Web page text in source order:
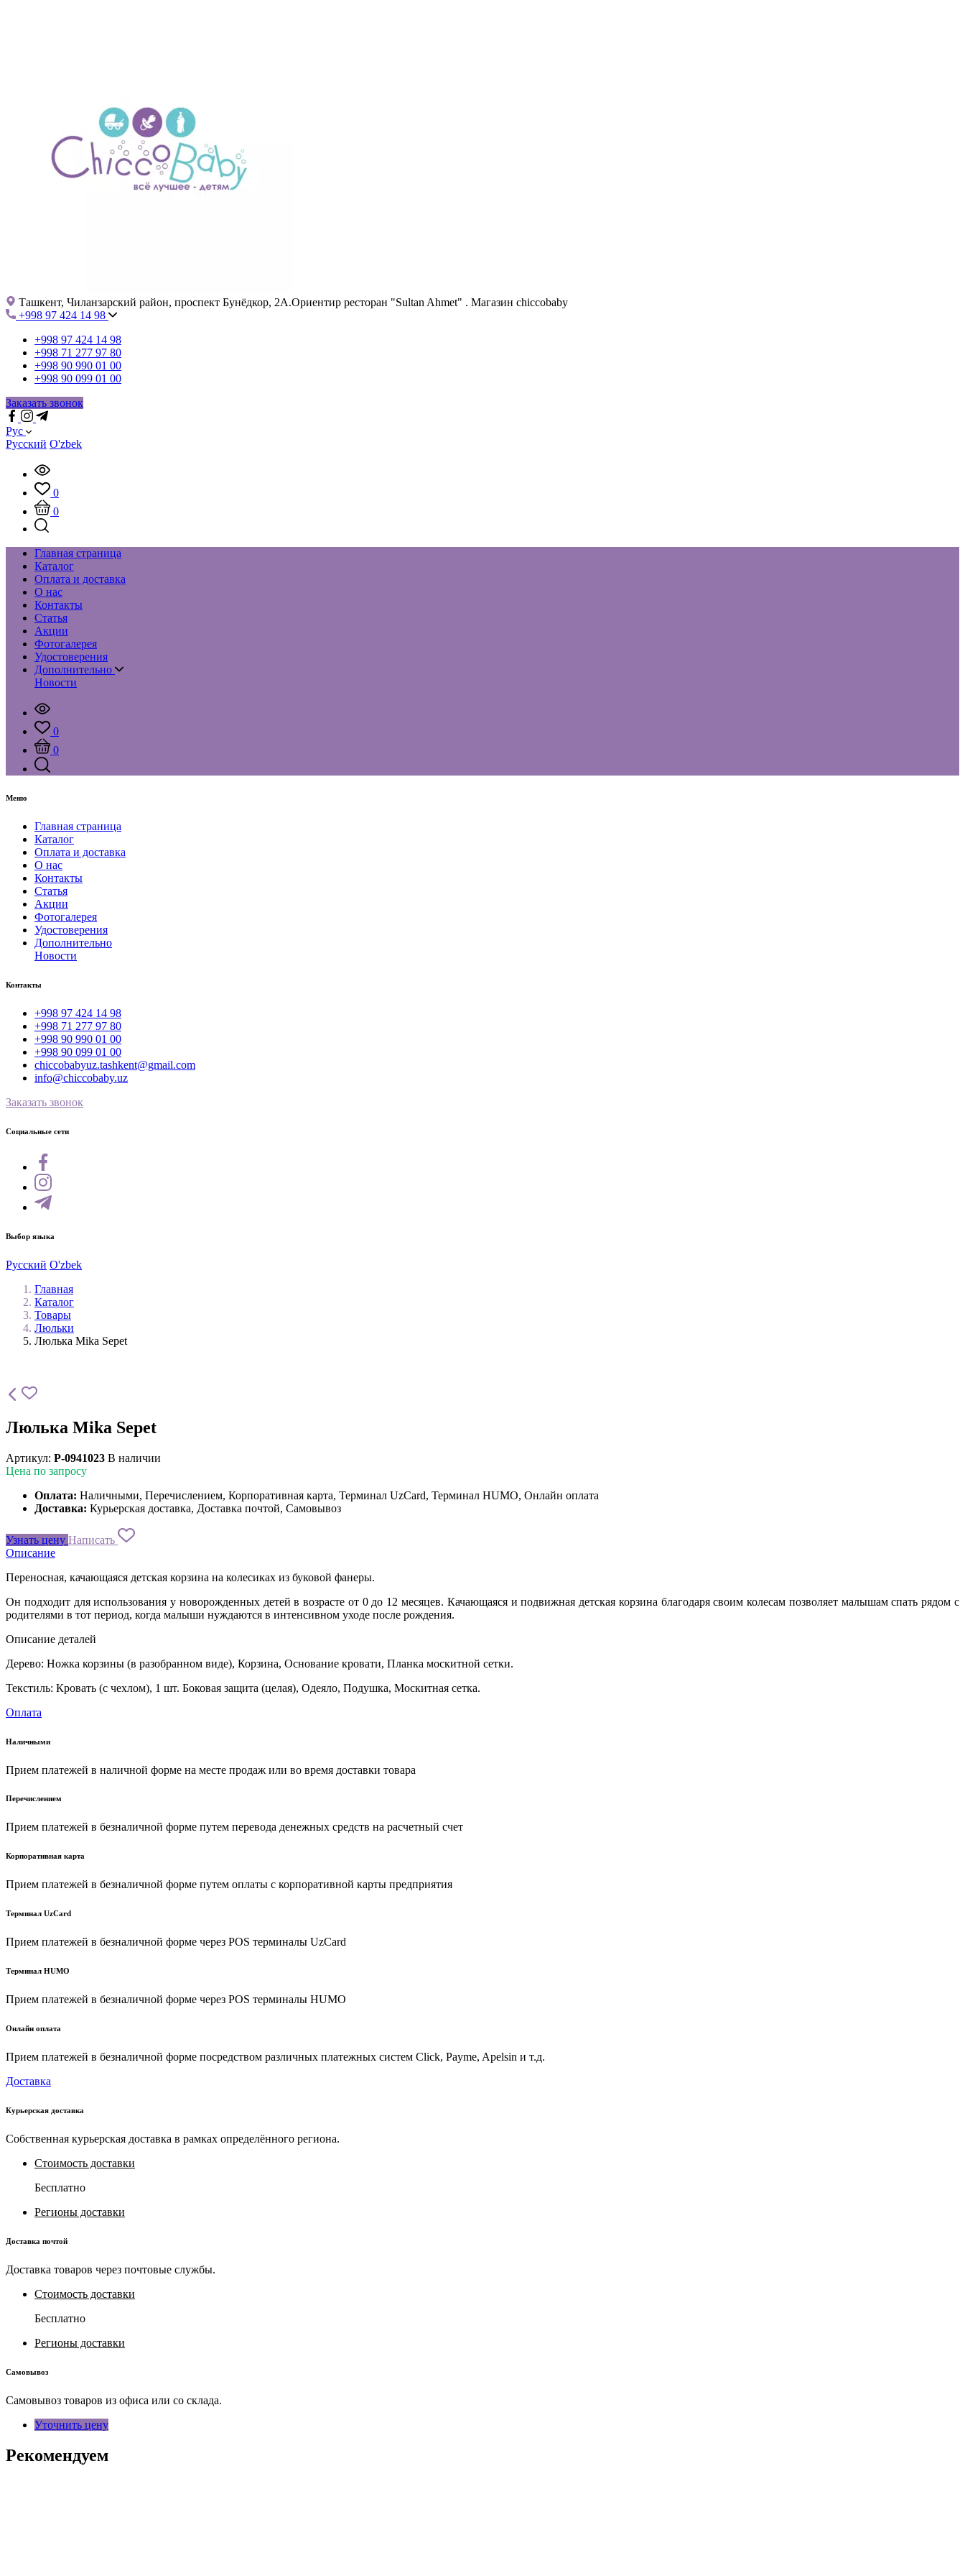
Ташкент, Чиланзарский район, проспект Бунёдкор, 2А.Ориентир ресторан "Sultan Ahmet" . Магазин chiccobaby
+998 97 424 14 98
+998 97 424 14 98
+998 71 277 97 80
+998 90 990 01 00
+998 90 099 01 00
Заказать звонок
Рус
Русский O'zbek
0
0
Главная страница
Каталог
Оплата и доставка
О нас
Контакты
Статья
Акции
Фотогалерея
Удостоверения
Дополнительно
Новости
0
0
Меню
Главная страница
Каталог
Оплата и доставка
О нас
Контакты
Статья
Акции
Фотогалерея
Удостоверения
Дополнительно
Новости
Контакты
+998 97 424 14 98
+998 71 277 97 80
+998 90 990 01 00
+998 90 099 01 00
chiccobabyuz.tashkent@gmail.com
info@chiccobaby.uz
Заказать звонок
Социальные сети
Выбор языка
Русский O'zbek
Главная
Каталог
Товары
Люльки
Люлька Mika Sepet
Люлька Mika Sepet
Артикул: P-0941023 В наличии
Цена по запросу
Оплата: Наличными, Перечислением, Корпоративная карта, Терминал UzCard, Терминал HUMO, Онлайн оплата
Доставка: Курьерская доставка, Доставка почтой, Самовывоз
Узнать цену Написать
Описание
Переносная, качающаяся детская корзина на колесиках из буковой фанеры.
Он подходит для использования у новорожденных детей в возрасте от 0 до 12 месяцев. Качающаяся и подвижная детская корзина благодаря своим колесам позволяет малышам спать рядом с
родителями в тот период, когда малыши нуждаются в интенсивном уходе после рождения.
Описание деталей
Дерево: Ножка корзины (в разобранном виде), Корзина, Основание кровати, Планка москитной сетки.
Текстиль: Кровать (с чехлом), 1 шт. Боковая защита (целая), Одеяло, Подушка, Москитная сетка.
Оплата
Наличными
Прием платежей в наличной форме на месте продаж или во время доставки товара
Перечислением
Прием платежей в безналичной форме путем перевода денежных средств на расчетный счет
Корпоративная карта
Прием платежей в безналичной форме путем оплаты с корпоративной карты предприятия
Терминал UzCard
Прием платежей в безналичной форме через POS терминалы UzCard
Терминал HUMO
Прием платежей в безналичной форме через POS терминалы HUMO
Онлайн оплата
Прием платежей в безналичной форме посредством различных платежных систем Click, Payme, Apelsin и т.д.
Доставка
Курьерская доставка
Собственная курьерская доставка в рамках определённого региона.
Стоимость доставки
Бесплатно
Регионы доставки
Доставка почтой
Доставка товаров через почтовые службы.
Стоимость доставки
Бесплатно
Регионы доставки
Самовывоз
Самовывоз товаров из офиса или со склада.
Уточнить цену
Рекомендуем